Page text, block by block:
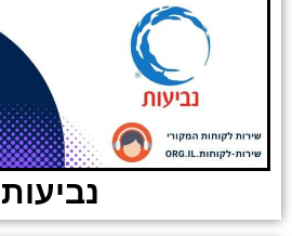
נביעות